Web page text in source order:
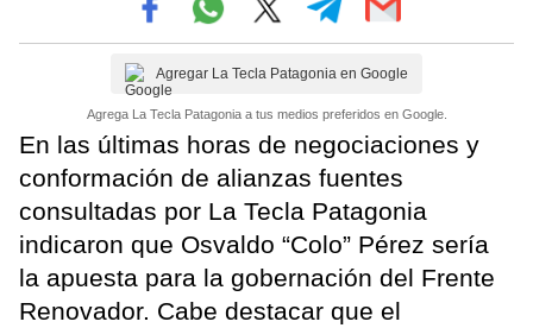
Agregar La Tecla Patagonia en Google
Agrega La Tecla Patagonia a tus medios preferidos en Google.
En las últimas horas de negociaciones y
conformación de alianzas fuentes
consultadas por La Tecla Patagonia
indicaron que Osvaldo “Colo” Pérez sería
la apuesta para la gobernación del Frente
Renovador. Cabe destacar que el